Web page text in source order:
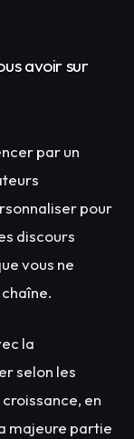
avoir sur
par un
pour
discours
vous ne
la
selon les
en
majeure partie